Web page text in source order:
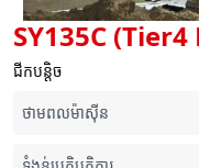
SY135C
ជីកបន្តិច
ថាមពលម៉ាស៊ីន